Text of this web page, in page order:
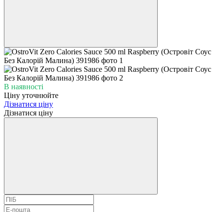
В наявності
Ціну уточнюйте
Дізнатися ціну
Дізнатися ціну